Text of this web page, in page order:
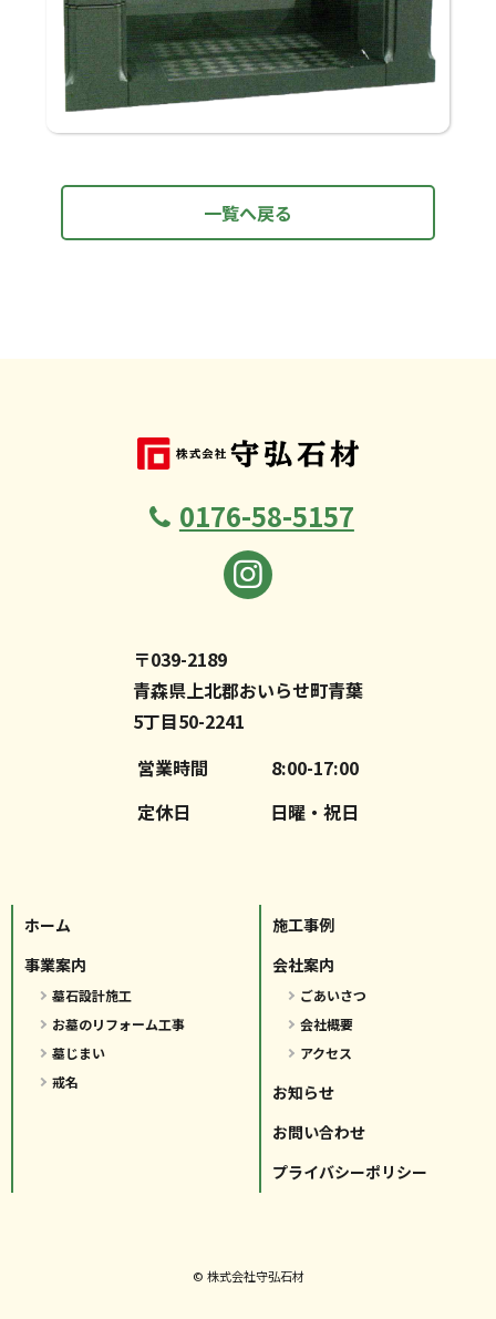
一覧へ戻る
0176-58-5157
〒039-2189
青森県上北郡おいらせ町青葉
5丁目50-2241
営業時間
8:00-17:00
定休日
日曜・祝日
ホーム
事業案内
墓石設計施工
お墓のリフォーム工事
墓じまい
戒名
施工事例
会社案内
ごあいさつ
会社概要
アクセス
お知らせ
お問い合わせ
プライバシーポリシー
© 株式会社守弘石材